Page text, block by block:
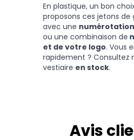
En plastique, un bon
proposons ces jetons de
avec une
ou une combinaison de
et de votre logo. Vous
rapidement ? Consultez
vestiaire en stock.
Avis